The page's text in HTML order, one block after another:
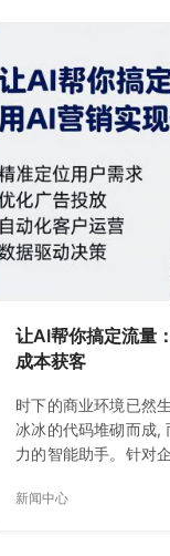
让AI帮你搞定流量
成本获客
时下的商业环境已然
冰冰的代码堆砌而成,
力的智能助手。针对
新闻中心